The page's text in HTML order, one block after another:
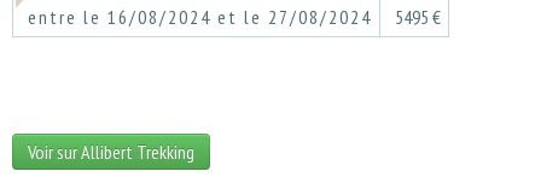
entre le 16/08/2024 et le 27/08/2024
5495 €
Voir sur Allibert Trekking